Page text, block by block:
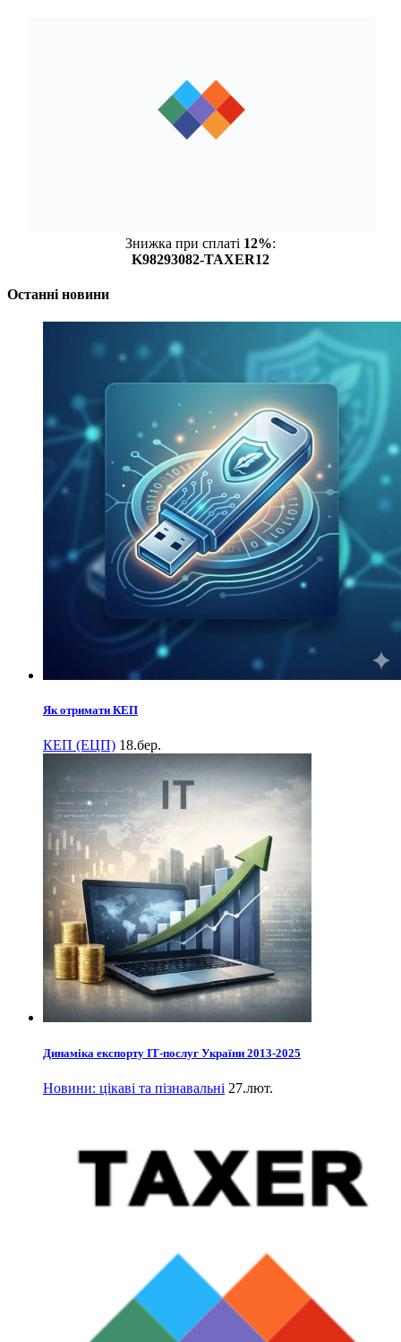
Знижка при сплаті 12%:
K98293082-TAXER12
Останні новини
Як отримати КЕП
КЕП (ЕЦП) 18.бер.
Динаміка експорту ІТ-послуг України 2013-2025
Новини: цікаві та пізнавальні 27.лют.